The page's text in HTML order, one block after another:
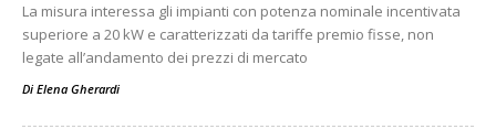
La misura interessa gli impianti con potenza nominale incentivata
superiore a 20 kW e caratterizzati da tariffe premio fisse, non
legate all’andamento dei prezzi di mercato
Di Elena Gherardi